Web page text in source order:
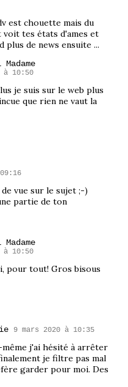
est chouette mais du
tes états d'ames et
de news ensuite ...
à 10:50
je suis sur le web plus
que rien ne vaut la
vue sur le sujet ;-)
partie de ton
à 10:50
pour tout! Gros bisous
9 mars 2020 à 10:35
j'ai hésité à arrêter
je filtre pas mal
garder pour moi. Des